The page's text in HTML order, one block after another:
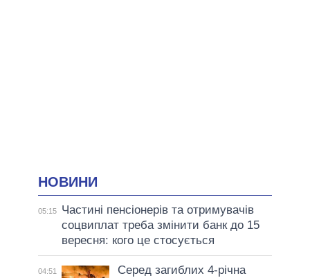
НОВИНИ
05:15
Частині пенсіонерів та отримувачів
соцвиплат треба змінити банк до 15
вересня: кого це стосується
04:51
Серед загиблих 4-річна